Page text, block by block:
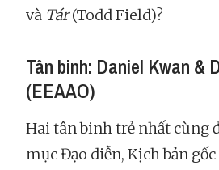
và Tár(Todd Field)?
Tân binh: Daniel Kwan &
(EEAAO)
Hai tân binh trẻ nhất cùng
mục Đạo diễn, Kịch bản